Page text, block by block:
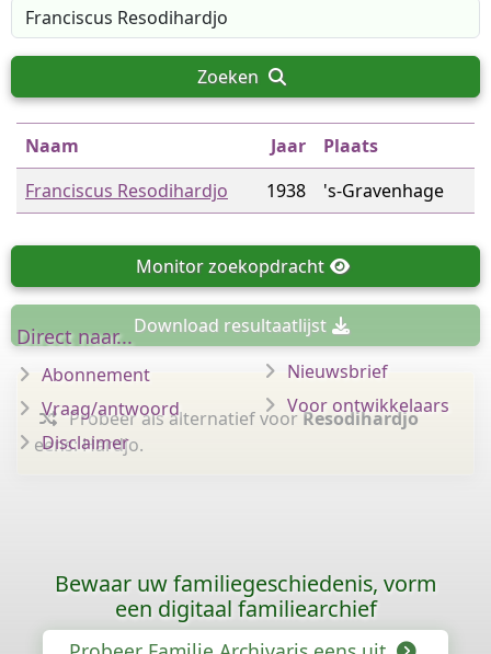
Zoeken
Naam Jaar
Plaats
Franciscus Resodihardjo
1938 's-Gravenhage
Monitorzoekopdracht
Download resultaatlijst
Probeer als alternatief voorResodihardjo
eens: Hardjo.
Direct naar...
Abonnement
Vraag/antwoord
Disclaimer
Nieuwsbrief
Voor ontwikkelaars
Bewaar uw familiegeschiedenis, vorm
een digitaal familiearchief